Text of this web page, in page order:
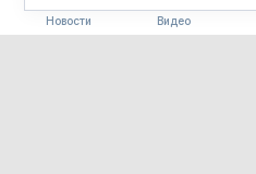
Новости Видео